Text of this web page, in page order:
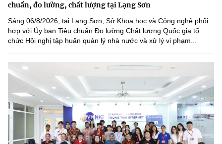
chuẩn, đo lường, chất lượng tại Lạng Sơn
Sáng 06/8/2026, tại Lạng Sơn, Sở Khoa học và Công nghệ phối
hợp với Ủy ban Tiêu chuẩn Đo lường Chất lượng Quốc gia tổ
chức Hội nghị tập huấn quản lý nhà nước và xử lý vi phạm...